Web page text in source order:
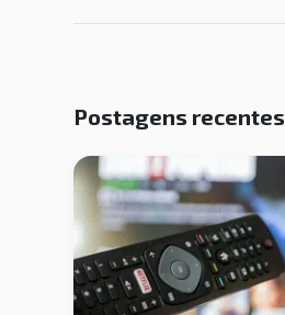
Postagens recentes